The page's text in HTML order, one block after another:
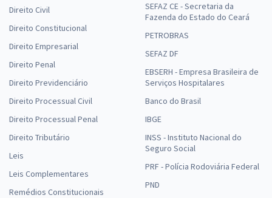
Direito Civil
Direito Constitucional
Direito Empresarial
Direito Penal
Direito Previdenciário
Direito Processual Civil
Direito Processual Penal
Direito Tributário
Leis
Leis Complementares
Remédios Constitucionais
SEFAZ CE - Secretaria da
Fazenda do Estado do Ceará
PETROBRAS
SEFAZ DF
EBSERH - Empresa Brasileira de
Serviços Hospitalares
Banco do Brasil
IBGE
INSS - Instituto Nacional do
Seguro Social
PRF - Polícia Rodoviária Federal
PND